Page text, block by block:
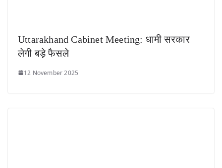
Uttarakhand Cabinet Meeting: धामी सरकार
लेगी बड़े फैसले
12 November 2025